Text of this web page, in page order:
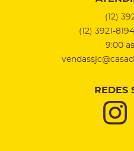
(12)
(12) 3921-8194
9:00
REDES